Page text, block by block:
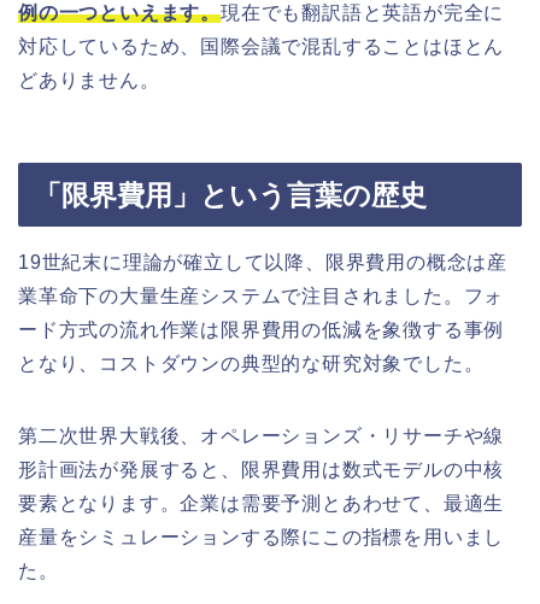
例の一つといえます。現在でも翻訳語と英語が完全に
対応しているため、国際会議で混乱することはほとん
どありません。
「限界費用」という言葉の歴史
19世紀末に理論が確立して以降、限界費用の概念は産
業革命下の大量生産システムで注目されました。フォ
ード方式の流れ作業は限界費用の低減を象徴する事例
となり、コストダウンの典型的な研究対象でした。
第二次世界大戦後、オペレーションズ・リサーチや線
形計画法が発展すると、限界費用は数式モデルの中核
要素となります。企業は需要予測とあわせて、最適生
産量をシミュレーションする際にこの指標を用いまし
た。